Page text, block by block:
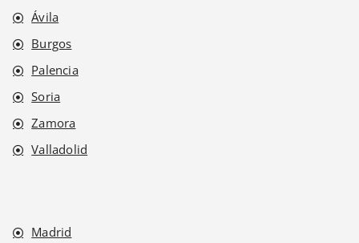
Ávila
Burgos
Palencia
Soria
Zamora
Valladolid
Madrid